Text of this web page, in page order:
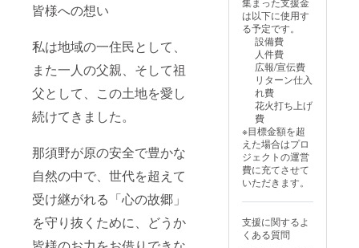
皆様への想い
私は地域の一住民として、
また一人の父親、そして祖
父として、この土地を愛し
続けてきました。
那須野が原の安全で豊かな
自然の中で、世代を超えて
受け継がれる「心の故郷」
を守り抜くために、どうか
供方法：支援時
にご入力いただ
いたメールアド
レスへ、ダウン
ロードURLをお
送りします ※ お
名前は「ニック
ネーム」または
「本名」など、
備考欄でご希望
いただけます。
※ 声優はAI音声
or 提携声優によ
る録音です 那須
野ののからの
み上げ入り） 那
須野ののが、支
画」（お名前読
み上げ入り） デ
ジタル思い出
マップ（ののは
がナレーション
で案内する那須
野が原の記憶ツ
アー） お名前入
りスペシャルボ
イス 那須野のの
はが、あなたの
お名前を呼びか
けながら感謝の
気持ちを伝える
特別な音声メッ
セージをお届け
します。 収録時
間：30秒前後 形
式：mp3ファイ
は以下に使用す
る予定です。
設備費
人件費
広報/宣伝費
リターン仕入
れ費
花火打ち上げ
費
※目標金額を超
えた場合はプロ
ジェクトの運営
費に充てさせて
いただきます。
支援に関するよ
くある質問